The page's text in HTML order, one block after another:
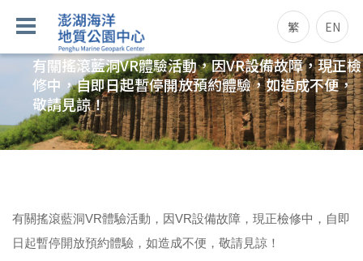
繁 EN
有關搖滾藍洞VR體驗活動，因VR設備故障，現正檢
修中，自即日起暫停開放預約體驗，如造成不便，
敬請見諒！
有關搖滾藍洞VR體驗活動，因VR設備故障，現正檢修中，自即
日起暫停開放預約體驗，如造成不便，敬請見諒！